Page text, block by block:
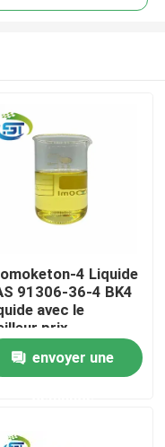
4 Liquide
91306-36-4 BK4
avec le
prix
envoyer une